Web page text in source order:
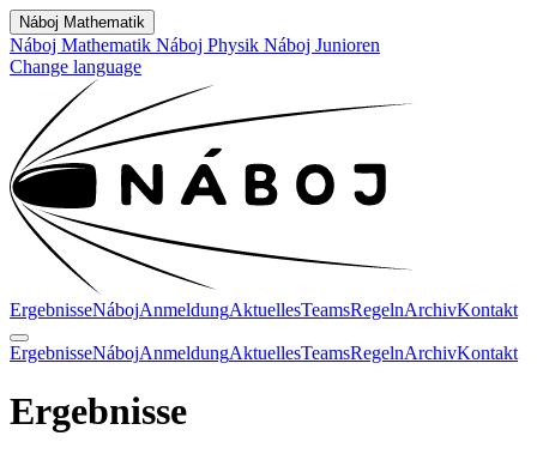
Náboj Mathematik
Náboj Mathematik Náboj Physik Náboj Junioren
Change language
ErgebnisseNábojAnmeldungAktuellesTeamsRegelnArchivKontakt
ErgebnisseNábojAnmeldungAktuellesTeamsRegelnArchivKontakt
Ergebnisse